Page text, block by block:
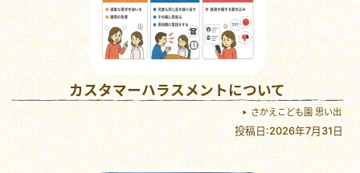
カスタマーハラスメントについて
さかえこども園 思い出
投稿日:2026年7月31日